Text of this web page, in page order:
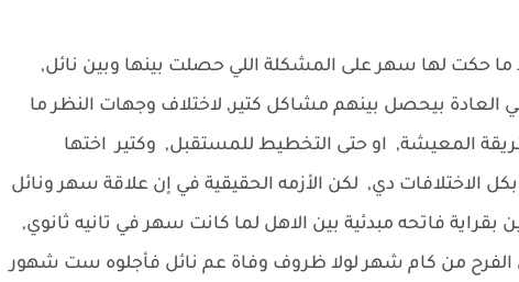
حكت لها سهر على المشكلة اللي حصلت بينها وبين نائل,
العادة بيحصل بينهم مشاكل كتير, لاختلاف وجهات النظر ما
المعيشة, او حتى التخطيط للمستقبل, وكتير اختها
دي, لكن الأزمه الحقيقية في إن علاقة سهر ونائل
فاتحه مبدئية بين الاهل لما كانت سهر في تانيه ثانوي,
من كام شهر لولا ظروف وفاة عم نائل فأجلوه ست شهور